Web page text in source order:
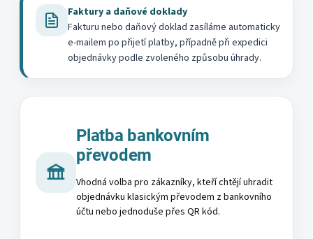
Faktury a daňové doklady
Fakturu nebo daňový doklad zasíláme automaticky
e-mailem po přijetí platby, případně při expedici
objednávky podle zvoleného způsobu úhrady.
Platba bankovním
převodem
Vhodná volba pro zákazníky, kteří chtějí uhradit
objednávku klasickým převodem z bankovního
účtu nebo jednoduše přes QR kód.